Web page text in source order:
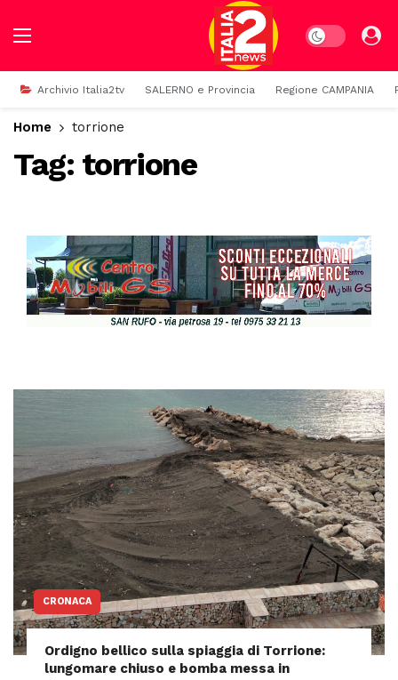
Dark mode
Archivio Italia2tv SALERNO e Provincia Regione CAMPANIA
Home torrione
Tag: torrione
CRONACA
Ordigno bellico sulla spiaggia di Torrione:
lungomare chiuso e bomba messa in